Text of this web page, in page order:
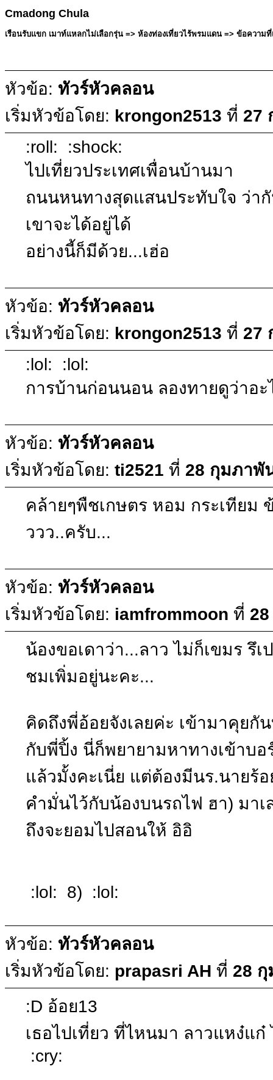
Cmadong Chula
เรือนรับแขก เมาท์แหลกไม่เลือกรุ่น => ห้องท่องเที่ยวไร้พรมแดน => ข้อความ
หัวข้อ: ทัวร์หัวคลอน
เริ่มหัวข้อโดย: krongon2513 ที่ 27
:roll: :shock:
ไปเที่ยวประเทศเพื่อนบ้านมา
ถนนหนทางสุดแสนประทับใจ ว่า
เขาจะได้อยู่ได้
อย่างนี้ก็มีด้วย...เฮ่อ
หัวข้อ: ทัวร์หัวคลอน
เริ่มหัวข้อโดย: krongon2513 ที่ 27
:lol: :lol:
การบ้านก่อนนอน ลองทายดูว่าอะ
หัวข้อ: ทัวร์หัวคลอน
เริ่มหัวข้อโดย: ti2521 ที่ 28 กุมภาพั
คล้ายๆพืชเกษตร หอม กระเทียม
ววว..ครับ...
หัวข้อ: ทัวร์หัวคลอน
เริ่มหัวข้อโดย: iamfrommoon ที่
น้องขอเดาว่า...ลาว ไม่ก็เขมร รึ
ชมเพิ่มอยู่นะคะ...
คิดถึงพี่อ้อยจังเลยค่ะ เข้ามาคุย
กับพี่ปิ้ง นี่ก็พยายามหาทางเข้าบ
แล้วมั้งคะเนี่ย แต่ต้องมีนร.นายร้
คำมั่นไว้กับน้องบนรถไฟ ฮา) มา
ถึงจะยอมไปสอนให้ อิอิ
:lol: 8) :lol:
หัวข้อ: ทัวร์หัวคลอน
เริ่มหัวข้อโดย: prapasri AH ที่ 28
:D อ้อย13
เธอไปเที่ยว ที่ไหนมา ลาวแหง๋แ
:cry: